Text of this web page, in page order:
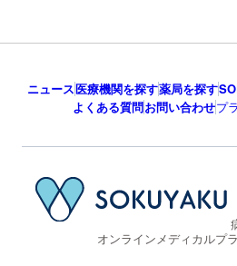
ニュース医療機関を探す薬局を探す
よくある質問お問い合わせプ
オンラインメディカルプ